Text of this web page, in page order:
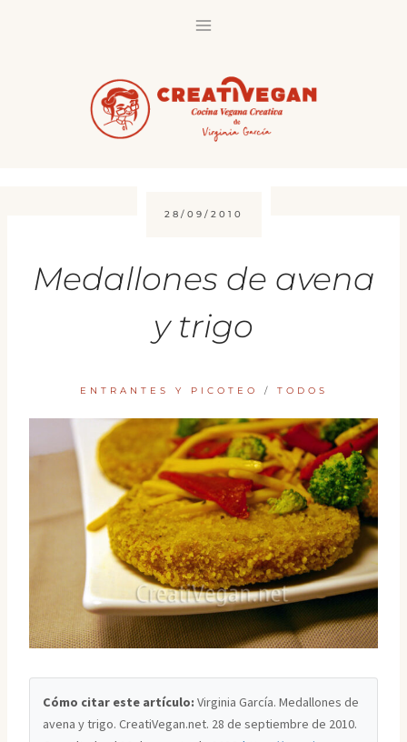
28/09/2010
Medallones de avena
y trigo
ENTRANTES Y PICOTEO / TODOS
Cómo citar este artículo: Virginia García. Medallones de
avena y trigo. CreatiVegan.net. 28 de septiembre de 2010.